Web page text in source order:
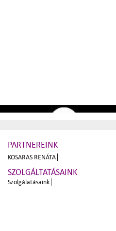
PARTNEREINK
KOSARAS RENÁTA
SZOLGÁLTATÁSAINK
Szolgálatásaink